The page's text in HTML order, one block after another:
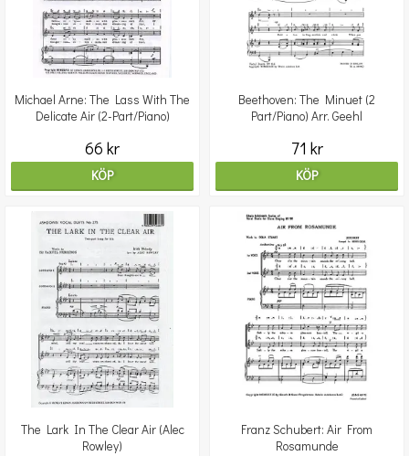
Michael Arne: The Lass With The
Delicate Air (2-Part/Piano)
66 kr
KÖP
Beethoven: The Minuet (2
Part/Piano) Arr. Geehl
71 kr
KÖP
The Lark In The Clear Air (Alec
Rowley)
Franz Schubert: Air From
Rosamunde